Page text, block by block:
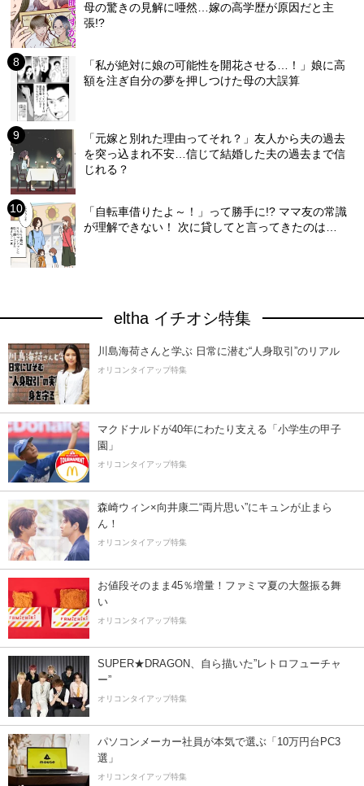
母の驚きの見解に唖然…嫁の高学歴が原因だと主
張!?
「私が絶対に娘の可能性を開花させる…！」娘に高
額を注ぎ自分の夢を押しつけた母の大誤算
「元嫁と別れた理由ってそれ？」友人から夫の過去
を突っ込まれ不安…信じて結婚した夫の過去まで信
じれる？
「自転車借りたよ～！」って勝手に!? ママ友の常識
が理解できない！ 次に貸してと言ってきたのは…
eltha イチオシ特集
川島海荷さんと学ぶ 日常に潜む“人身取引”のリアル
オリコンタイアップ特集
マクドナルドが40年にわたり支える「小学生の甲子
園」
オリコンタイアップ特集
森崎ウィン×向井康二“両片思い”にキュンが止まら
ん！
オリコンタイアップ特集
お値段そのまま45％増量！ファミマ夏の大盤振る舞
い
オリコンタイアップ特集
SUPER★DRAGON、自ら描いた”レトロフューチャ
ー”
オリコンタイアップ特集
パソコンメーカー社員が本気で選ぶ「10万円台PC3
選」
オリコンタイアップ特集